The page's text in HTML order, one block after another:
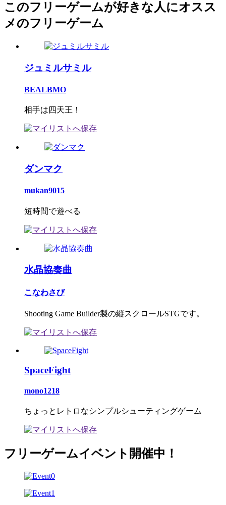
このフリーゲームが好きな人にオスス
メのフリーゲーム
ジュミルサミル
BEALBMO
相手は四天王！
ダンマク
mukan9015
短時間で遊べる
水晶協奏曲
こなわさび
Shooting Game Builder製の縦スクロールSTGです。
SpaceFight
mono1218
ちょっとレトロなシンプルシューティングゲーム
フリーゲームイベント開催中！